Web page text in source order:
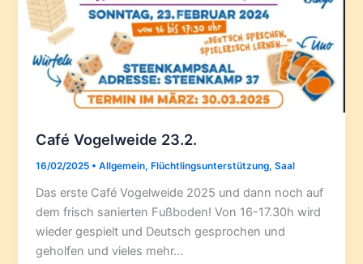
Café Vogelweide 23.2.
16/02/2025 •Allgemein, Flüchtlingsunterstützung,Saal
Das erste Café Vogelweide 2025 und dann noch auf
dem frisch sanierten Fußboden! Von 16-17.30h wird
wieder gespielt und Deutsch gesprochen und
geholfen und vieles mehr…